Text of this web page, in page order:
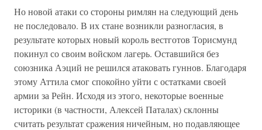
Но новой атаки со стороны римлян на следующий день
не последовало. В их стане возникли разногласия, в
результате которых новый король вестготов Торисмунд
покинул со своим войском лагерь. Оставшийся без
союзника Аэций не решился атаковать гуннов. Благодаря
этому Аттила смог спокойно уйти с остатками своей
армии за Рейн. Исходя из этого, некоторые военные
историки (в частности, Алексей Паталах) склонны
считать результат сражения ничейным, но подавляющее